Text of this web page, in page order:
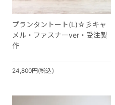
プランタントート(L)☆彡キャ
メル・ファスナーver・受注製
作
24,800円(税込)